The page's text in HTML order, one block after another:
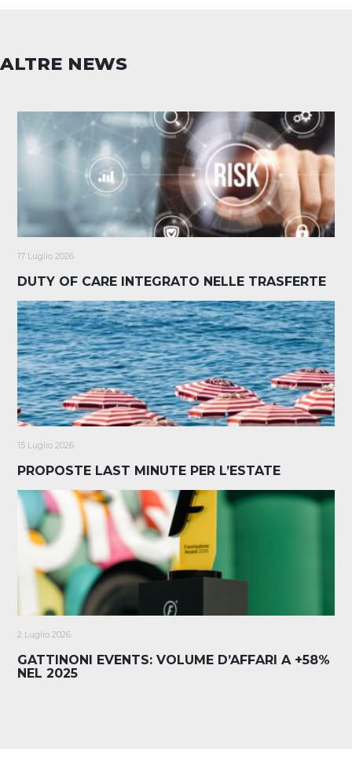
ALTRE NEWS
17 Luglio 2026
DUTY OF CARE INTEGRATO NELLE TRASFERTE
15 Luglio 2026
PROPOSTE LAST MINUTE PER L’ESTATE
2 Luglio 2026
GATTINONI EVENTS: VOLUME D’AFFARI A +58%
NEL 2025